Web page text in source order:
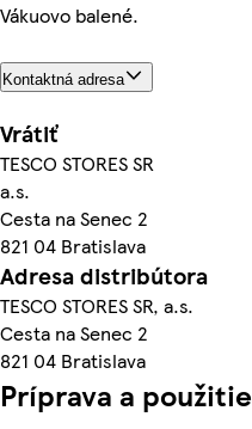
Vákuovo balené.
Kontaktná adresa
Vrátiť
TESCO STORES SR
a.s.
Cesta na Senec 2
821 04 Bratislava
Adresa distribútora
TESCO STORES SR, a.s.
Cesta na Senec 2
821 04 Bratislava
Príprava a použitie